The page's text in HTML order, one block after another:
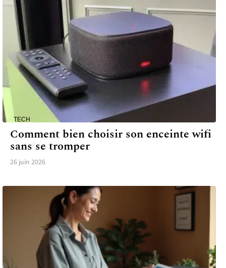
TECH
Comment bien choisir son enceinte wifi
sans se tromper
26 juin 2026